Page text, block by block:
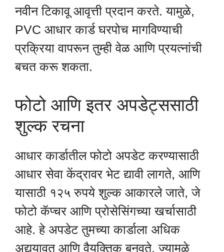
नवीन टिकावू आवृत्ती प्रदान करते. यामुळे,
PVC आधार कार्ड घरपोच मागविण्याची
प्रक्रिया वापरून तुम्ही वेळ आणि प्रयत्नांची
बचत करू शकता.
फोटो आणि इतर अपडेट्ससाठी
शुल्क रचना
आधार कार्डातील फोटो अपडेट करण्यासाठी
आधार सेवा केंद्रावर भेट द्यावी लागते, आणि
यासाठी १२५ रुपये शुल्क आकारले जाते, जे
फोटो कॅप्चर आणि प्रोसेसिंगच्या खर्चासाठी
आहे. हे अपडेट तुमच्या कार्डाला अधिक
अद्ययावत आणि वैयक्तिक बनवते, ज्यामुळे